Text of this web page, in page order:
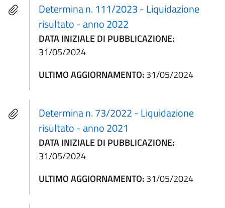
Determina n. 111/2023 - Liquidazione
risultato - anno 2022
DATA INIZIALE DI PUBBLICAZIONE:
31/05/2024
ULTIMO AGGIORNAMENTO:31/05/2024
Determina n. 73/2022 - Liquidazione
risultato - anno 2021
DATA INIZIALE DI PUBBLICAZIONE:
31/05/2024
ULTIMO AGGIORNAMENTO:31/05/2024